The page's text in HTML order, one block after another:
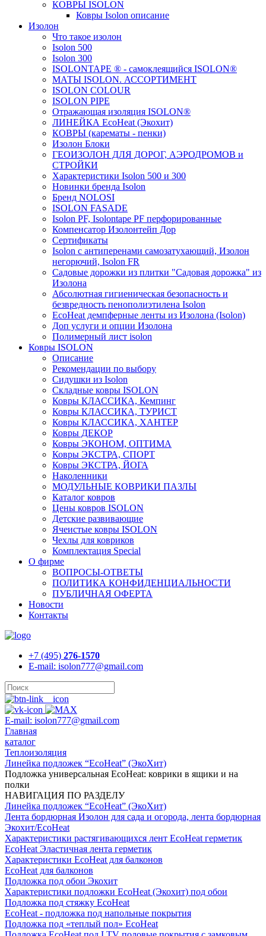
КОВРЫ ISOLON
Ковры Isolon описание
Изолон
Что такое изолон
Isolon 500
Isolon 300
ISOLONTAPE ® - самоклеящийся ISOLON®
МАТЫ ISOLON. АССОРТИМЕНТ
ISOLON COLOUR
ISOLON PIPE
Отражающая изоляция ISOLON®
ЛИНЕЙКА EcoHeat (Экохит)
КОВРЫ (карематы - пенки)
Изолон Блоки
ГЕОИЗОЛОН ДЛЯ ДОРОГ, АЭРОДРОМОВ и
СТРОЙКИ
Характеристики Isolon 500 и 300
Новинки бренда Isolon
Бренд NOLOSI
ISOLON FASADE
Isolon PF, Isolontape PF перфорированные
Компенсатор Изолонтейп Дор
Сертификаты
Isolon с антиперенами самозатухающий, Изолон
негорючий, Isolon FR
Садовые дорожки из плитки "Садовая дорожка" из
Изолона
Абсолютная гигиеническая безопасность и
безвредность пенополиэтилена Isolon
EcoHeat демпферные ленты из Изолона (Isolon)
Доп услуги и опции Изолона
Полимерный лист isolon
Ковры ISOLON
Описание
Рекомендации по выбору
Сидушки из Isolon
Складные ковры ISOLON
Ковры КЛАССИКА, Кемпинг
Ковры КЛАССИКА, ТУРИСТ
Ковры КЛАССИКА, ХАНТЕР
Ковры ДЕКОР
Ковры ЭКОНОМ, ОПТИМА
Ковры ЭКСТРА, СПОРТ
Ковры ЭКСТРА, ЙОГА
Наколенники
МОДУЛЬНЫЕ КОВРИКИ ПАЗЛЫ
Каталог ковров
Цены ковров ISOLON
Детские развивающие
Ячеистые ковры ISOLON
Чехлы для ковриков
Комплектация Special
О фирме
ВОПРОСЫ-ОТВЕТЫ
ПОЛИТИКА КОНФИДЕНЦИАЛЬНОСТИ
ПУБЛИЧНАЯ ОФЕРТА
Новости
Контакты
+7 (495) 276-1570
E-mail: isolon777@gmail.com
E-mail: isolon777@gmail.com
Главная
каталог
Теплоизоляция
Линейка подложек “EcoHeat” (ЭкоХит)
Подложка универсальная EcoHeat: коврики в ящики и на
полки
НАВИГАЦИЯ ПО РАЗДЕЛУ
Линейка подложек “EcoHeat” (ЭкоХит)
Лента бордюрная Изолон для сада и огорода, лента бордюрная
Экохит/EcoHeat
Характеристики растягивающихся лент EcoHeat герметик
EcoHeat Эластичная лента герметик
Характеристики EcoHeat для балконов
EcoHeat для балконов
Подложка под обои Экохит
Характеристики подложки EcoHeat (Экохит) под обои
Подложка под стяжку EcoHeat
EcoHeat - подложка под напольные покрытия
Подложка под «теплый пол» ЕcoHeat